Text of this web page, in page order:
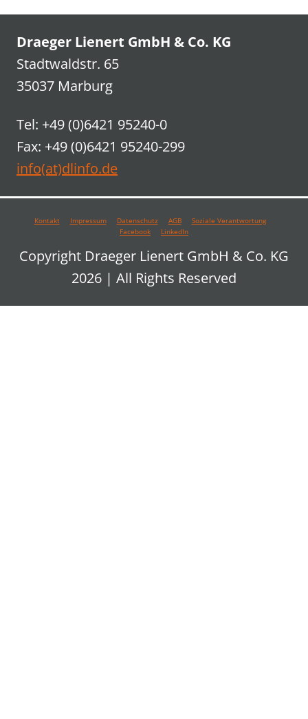
Draeger Lienert GmbH & Co. KG
Stadtwaldstr. 65
35037 Marburg
Tel: +49 (0)6421 95240-0
Fax: +49 (0)6421 95240-299
info(at)dlinfo.de
Kontakt Impressum Datenschutz AGB
Soziale Verantwortung
Facebook
LinkedIn
Copyright Draeger Lienert GmbH & Co. KG
2026 | All Rights Reserved